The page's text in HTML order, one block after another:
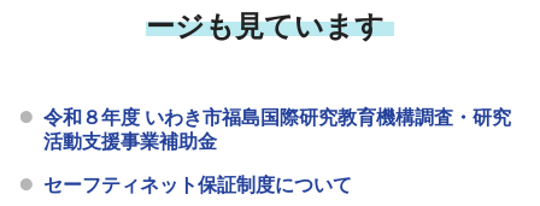
ージも見ています
令和８年度 いわき市福島国際研究教育機構調査・研究
活動支援事業補助金
セーフティネット保証制度について